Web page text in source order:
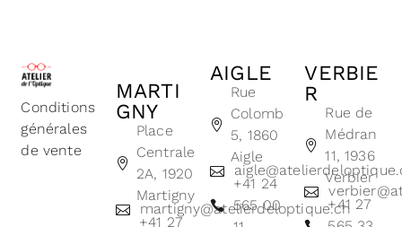
Conditions
générales
de vente
MARTI
GNY
Place
Centrale
2A, 1920
Martigny
martigny@atelierdeloptique.ch
+41 27
AIGLE
Rue
Colomb
5, 1860
Aigle
+41 24
565 00
VERBIE
R
Rue de
Médran
11, 1936
Verbier
+41 27